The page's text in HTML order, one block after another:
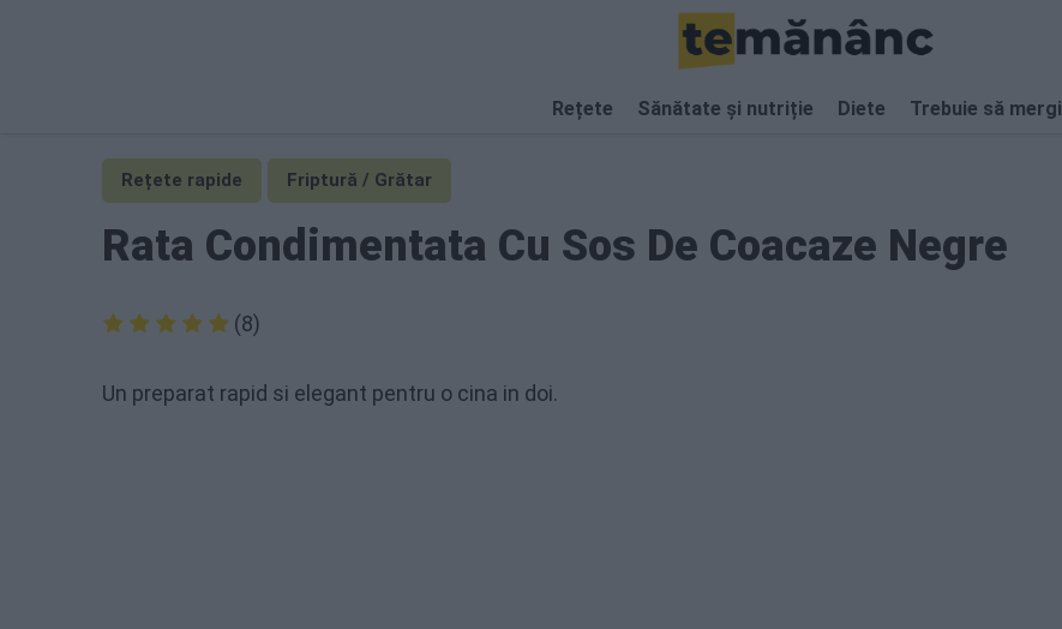
Rețete Sănătate și nutriție Diete Trebuie să mergi
Rețete rapide Friptură / Grătar
Rata Condimentata Cu Sos De Coacaze Negre
(8)
Un preparat rapid si elegant pentru o cina in doi.